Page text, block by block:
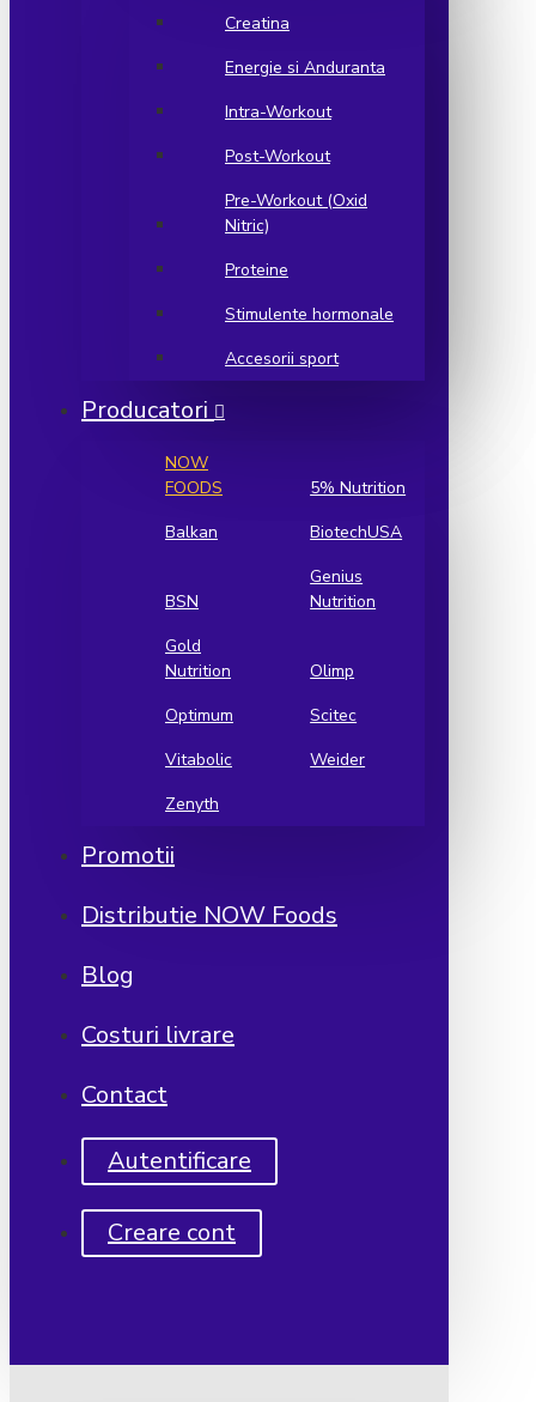
Creatina
Energie si Anduranta
Intra-Workout
Post-Workout
Pre-Workout (Oxid
Nitric)
Proteine
Stimulente hormonale
Accesorii sport
Producatori
NOW
FOODS
5% Nutrition
Balkan
BiotechUSA
BSN
Genius
Nutrition
Gold
Nutrition
Olimp
Optimum
Scitec
Vitabolic
Weider
Zenyth
Promotii
Distributie NOW Foods
Blog
Costuri livrare
Contact
Autentificare
Creare cont